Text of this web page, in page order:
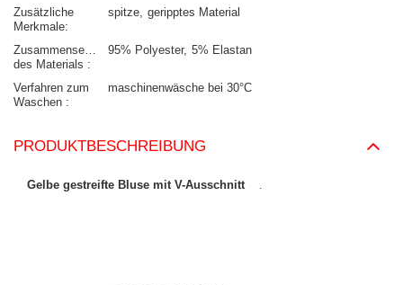
Zusätzliche
Merkmale
spitze geripptes Material
Zusammensetzung
des Materials
95% Polyester 5% Elastan
Verfahren zum
Waschen
maschinenwäsche bei 30°C
PRODUKTBESCHREIBUNG
Gelbe gestreifte Bluse mit V-Ausschnitt.